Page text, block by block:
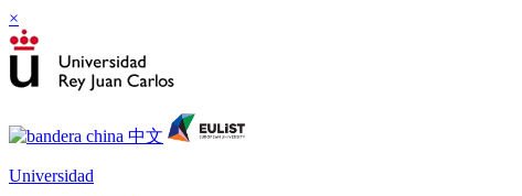
×
Universidad